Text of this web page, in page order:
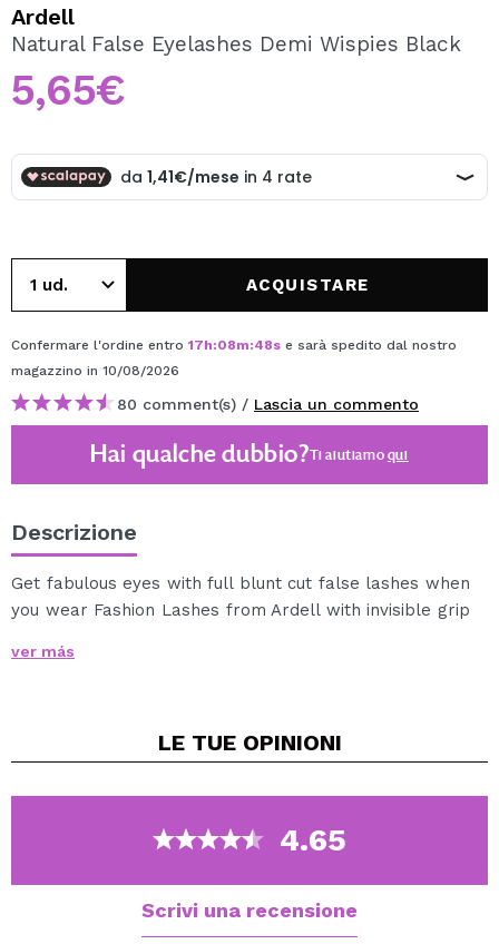
Creando un account su Maquibeauty.it potrai fare i tuoi
acquisti velocemente, controllare lo stato dei tuoi ordini e
consultare le tue operazioni precedenti.
CREARE UN ACCOUNT
Ardell
Natural False Eyelashes Demi Wispies Black
5,65€
ACQUISTARE
Confermare l'ordine entro 17h:08m:48s e sarà spedito dal nostro
magazzino in 10/08/2026
80 comment(s) / Lascia un commento
Hai qualche dubbio?Ti aiutiamoqui
Descrizione
Get fabulous eyes with full blunt cut false lashes when
you wear Fashion Lashes from Ardell with invisible grip
Reusable and easy to apply, Fashion Lashes are
convenient way to achieve long, flirty lashes, making
Lashes are lightweight and reusable. Use Ardell
LashGrip Adhesive (sold separately) to apply. Each
pack contains one pair of lashes.
ver más
LE TUE OPINIONI
4.65
Scrivi una recensione